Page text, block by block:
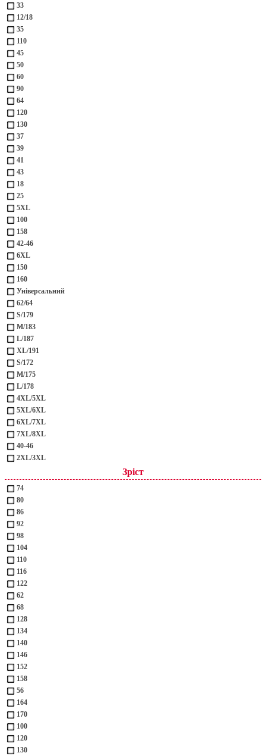
33
12/18
35
110
45
50
60
90
64
120
130
37
39
41
43
18
25
5XL
100
158
42-46
6XL
150
160
Універсальний
62/64
S/179
M/183
L/187
XL/191
S/172
M/175
L/178
4XL/5XL
5XL/6XL
6XL/7XL
7XL/8XL
40-46
2XL/3XL
Зріст
74
80
86
92
98
104
110
116
122
62
68
128
134
140
146
152
158
56
164
170
100
120
130